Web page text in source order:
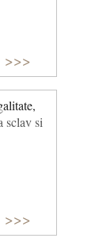
>>>
sclav si
>>>